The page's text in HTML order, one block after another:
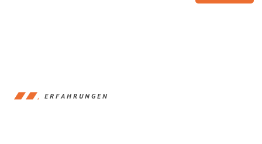
ERFAHRUNGEN